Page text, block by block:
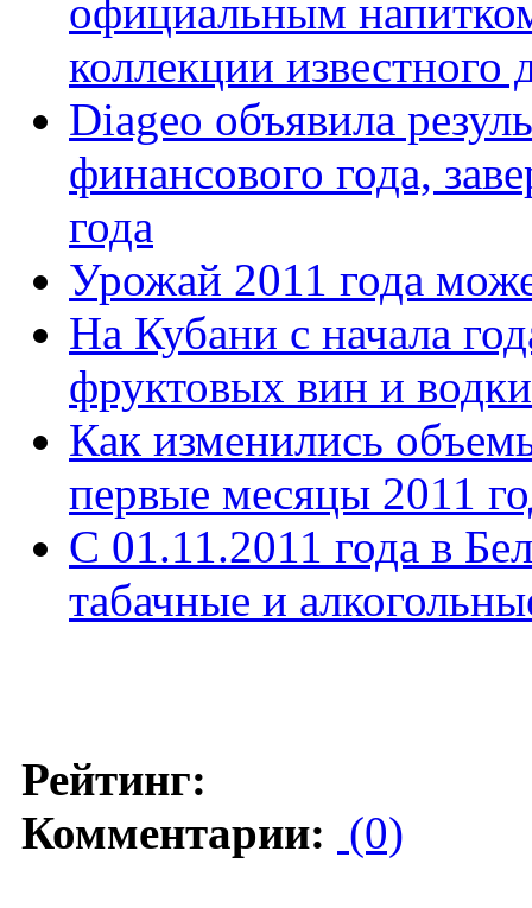
официальным
коллекции
Diageo объявила
финансового года,
года
Урожай 2011 года
На Кубани с начала
фруктовых вин и водки
Как изменились
первые месяцы 2011
С 01.11.2011 года в
табачные и
Рейтинг:
Комментарии: (0)